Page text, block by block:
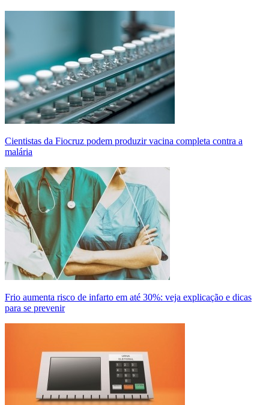
Cientistas da Fiocruz podem produzir vacina completa contra a
malária
Frio aumenta risco de infarto em até 30%: veja explicação e dicas
para se prevenir